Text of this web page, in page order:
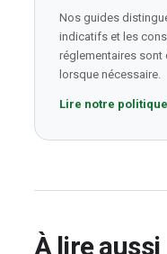
Nos guides
indicatifs et les
réglementaires sont
lorsque nécessaire.
Lire notre
À lire aussi